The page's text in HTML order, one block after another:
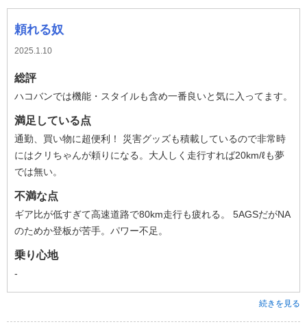
頼れる奴
2025.1.10
総評
ハコバンでは機能・スタイルも含め一番良いと気に入ってます。
満足している点
通勤、買い物に超便利！ 災害グッズも積載しているので非常時
にはクリちゃんが頼りになる。大人しく走行すれば20km/ℓも夢
では無い。
不満な点
ギア比が低すぎて高速道路で80km走行も疲れる。 5AGSだがNA
のためか登板が苦手。パワー不足。
乗り心地
-
続きを見る